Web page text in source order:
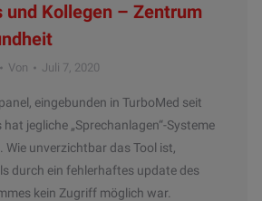
und Kollegen – Zentrum
Von Juli 7, 2020
eingebunden in TurboMed seit
jegliche „Sprechanlagen“-Systeme
unverzichtbar das Tool ist,
durch ein fehlerhaftes update des
kein Zugriff möglich war.